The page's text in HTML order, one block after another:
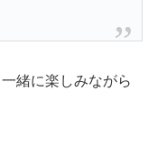
緒に楽しみながら